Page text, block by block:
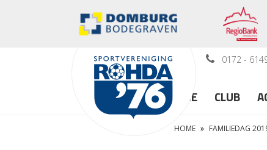
0172 -
HOME CLUB
HOME » FAMILIEDAG